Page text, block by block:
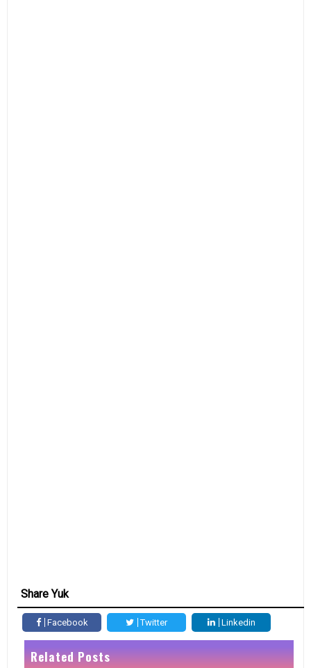
Share Yuk
Facebook Twitter Linkedin
Related Posts